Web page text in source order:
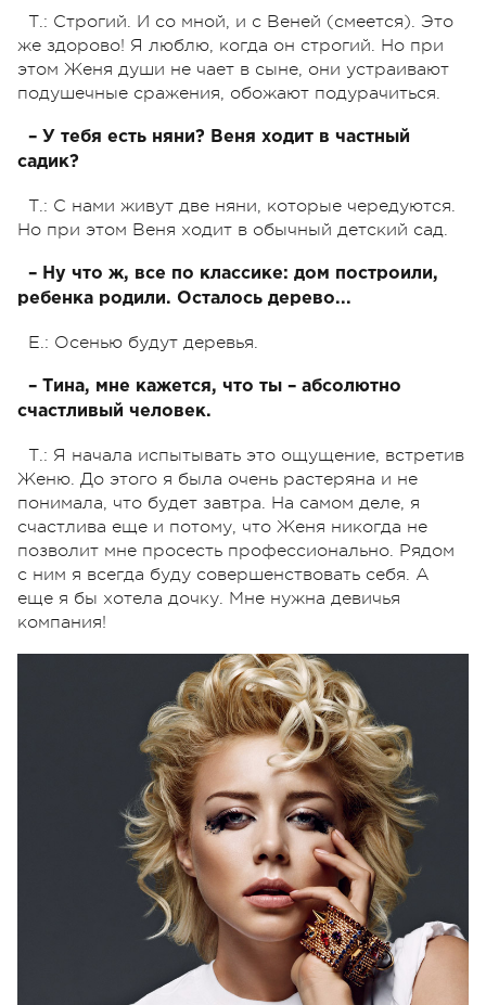
Т.: Строгий. И со мной, и с Веней (смеется). Это
же здорово! Я люблю, когда он строгий. Но при
этом Женя души не чает в сыне, они устраивают
подушечные сражения, обожают подурачиться.
– У тебя есть няни? Веня ходит в частный
садик?
Т.: С нами живут две няни, которые чередуются.
Но при этом Веня ходит в обычный детский сад.
– Ну что ж, все по классике: дом построили,
ребенка родили. Осталось дерево...
E.: Осенью будут деревья.
– Тина, мне кажется, что ты – абсолютно
счастливый человек.
Т.: Я начала испытывать это ощущение, встретив
Женю. До этого я была очень растеряна и не
понимала, что будет завтра. На самом деле, я
счастлива еще и потому, что Женя никогда не
позволит мне просесть профессионально. Рядом
с ним я всегда буду совершенствовать себя. А
еще я бы хотела дочку. Мне нужна девичья
компания!